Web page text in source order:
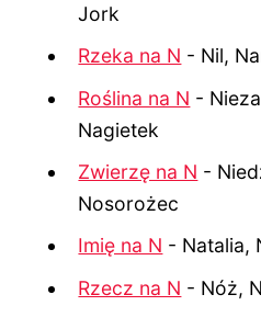
Jork
Rzeka na N - Nil,
Roślina na N -
Nagietek
Zwierzę na N -
Nosorożec
Imię na N - Natalia,
Rzecz na N - Nóż,